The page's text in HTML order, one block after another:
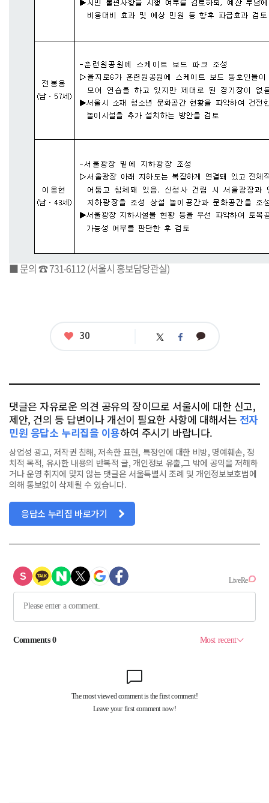
■ 문의 ☎ 731-6112 (서울시 홍보담당관실)
좋
30 트 페 카
댓글은 자유로운 의견 공유의 장이므로 서울시에 대한 신고,
제안, 건의 등 답변이나 개선이 필요한 사항에 대해서는 전자
민원 응답소 누리집을 이용하여 주시기 바랍니다.
상업성 광고, 저작권 침해, 저속한 표현, 특정인에 대한 비방, 명예훼손, 정
치적 목적, 유사한 내용의 반복적 글, 개인정보 유출,그 밖에 공익을 저해하
거나 운영 취지에 맞지 않는 댓글은 서울특별시 조례 및 개인정보보호법에
의해 통보없이 삭제될 수 있습니다.
응답소 누리집 바로가기